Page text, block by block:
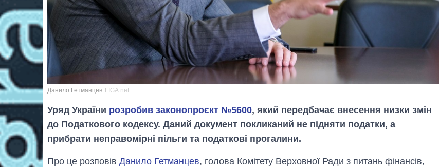
Данило Гетманцев LIGA.net
Уряд України розробив законопроєкт №5600, який передбачає внесення низки змін
до Податкового кодексу. Даний документ покликаний не підняти податки, а
прибрати неправомірні пільги та податкові прогалини.
Про це розповів Данило Гетманцев, голова Комітету Верховної Ради з питань фінансів,